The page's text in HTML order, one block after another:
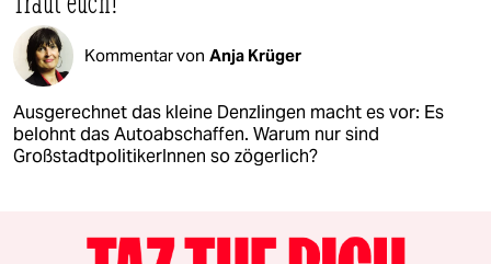
Kommentar von Anja Krüger
Ausgerechnet das kleine Denzlingen macht es vor: Es
belohnt das Autoabschaffen. Warum nur sind
GroßstadtpolitikerInnen so zögerlich?